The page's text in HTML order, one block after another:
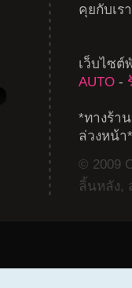
คุยกับเร
เว็บไซ
AUTO -
*ทางร้า
ล่วงหน้า*
© 2009
ลิ้นหลัง,